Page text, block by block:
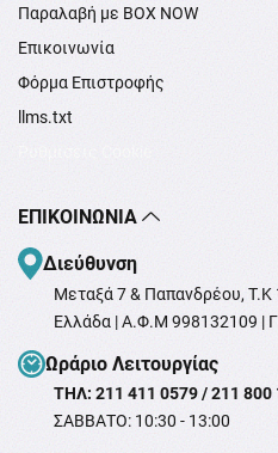
Παραλαβή με BOX NOW
Επικοινωνία
Φόρμα Επιστροφής
llms.txt
ΕΠΙΚΟΙΝΩΝΊΑ
Διεύθυνση
Μεταξά 7 & Παπανδρέου,
Ελλάδα | Α.Φ.Μ 998132109 |
Ωράριο Λειτουργίας
ΤΗΛ: 211 411 0579 / 211 800
ΣΑΒΒΑΤΟ: 10:30 - 13:00